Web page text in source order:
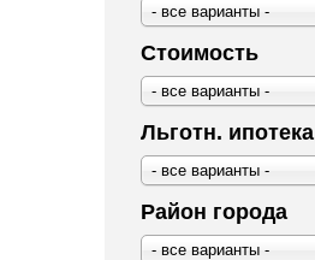
- все варианты -
Стоимость
- все варианты -
Льготн. ипотека
- все варианты -
Район города
- все варианты -